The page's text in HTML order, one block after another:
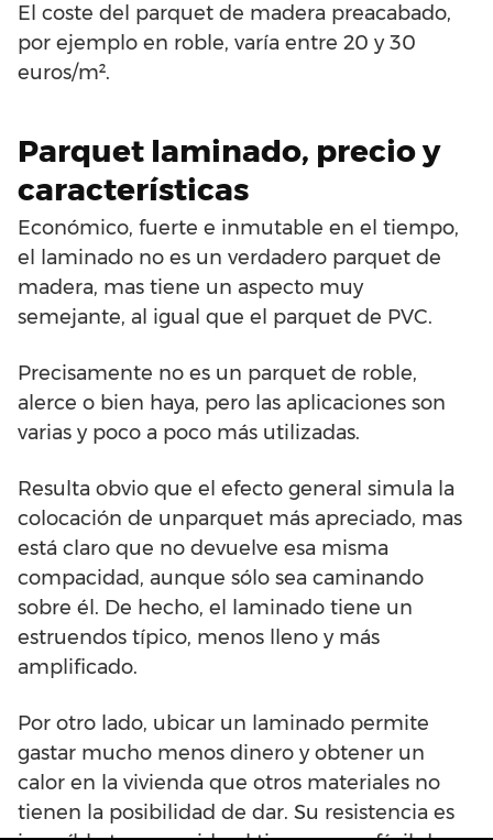
El coste del parquet de madera preacabado,
por ejemplo en roble, varía entre 20 y 30
euros/m².
Parquet laminado, precio y
características
Económico, fuerte e inmutable en el tiempo,
el laminado no es un verdadero parquet de
madera, mas tiene un aspecto muy
semejante, al igual que el parquet de PVC.
Precisamente no es un parquet de roble,
alerce o bien haya, pero las aplicaciones son
varias y poco a poco más utilizadas.
Resulta obvio que el efecto general simula la
colocación de unparquet más apreciado, mas
está claro que no devuelve esa misma
compacidad, aunque sólo sea caminando
sobre él. De hecho, el laminado tiene un
estruendos típico, menos lleno y más
amplificado.
Por otro lado, ubicar un laminado permite
gastar mucho menos dinero y obtener un
calor en la vivienda que otros materiales no
tienen la posibilidad de dar. Su resistencia es